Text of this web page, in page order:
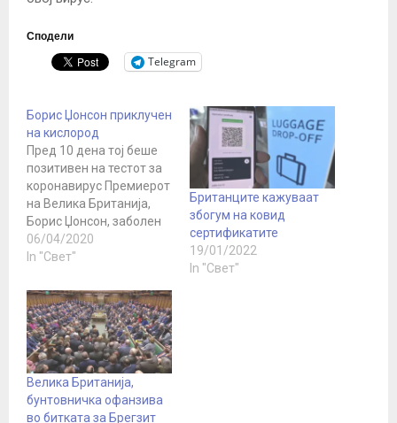
Сподели
Telegram
Борис Џонсон приклучен
на кислород
Пред 10 дена тој беше
позитивен на тестот за
коронавирус Премиерот
на Велика Британија,
Борис Џонсон, заболен
од корона вирусот,
синоќа беше примен во
лекарите се загрижија
за неговото
здравје. Премиерот,
наводно, прима
кислород ,
пренесува Дејли Меил .
Џонсон беше однесен во
болница откако
06/04/2020
In "Свет"
Британците кажуваат
збогум на ковид
сертификатите
19/01/2022
In "Свет"
Велика Британија,
бунтовничка офанзива
во битката за Брегзит